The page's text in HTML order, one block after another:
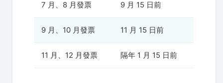
7 月、8 月發票 9 月 15 日前
9 月、10 月發票 11 月 15 日前
11 月、12 月發票 隔年 1 月 15 日前